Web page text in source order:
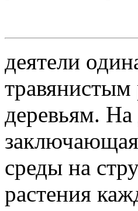
деятели
деревьям. На
среды на
растения